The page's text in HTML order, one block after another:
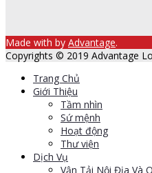
Made with by Advantage.
Copyrights © 2019 Advantage
Trang Chủ
Giới Thiệu
Tầm nhìn
Sứ mệnh
Hoạt động
Thư viện
Dịch Vụ
Vận Tải Nội Địa Và